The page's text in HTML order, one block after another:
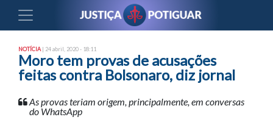
NOTÍCIA | 24 abril, 2020 - 18:11
Moro tem provas de acusações
feitas contra Bolsonaro, diz jornal
As provas teriam origem, principalmente, em conversas
do WhatsApp